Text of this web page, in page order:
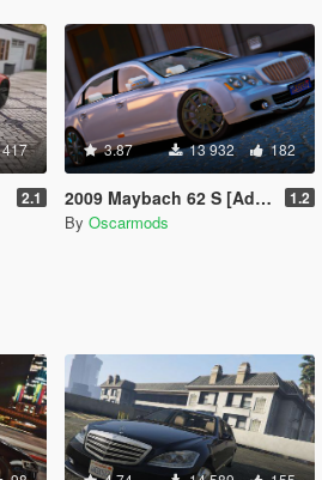
417
2.1
3.87 13 932 182
2009 Maybach 62 S [Add-On] 1.2
By Oscarmods